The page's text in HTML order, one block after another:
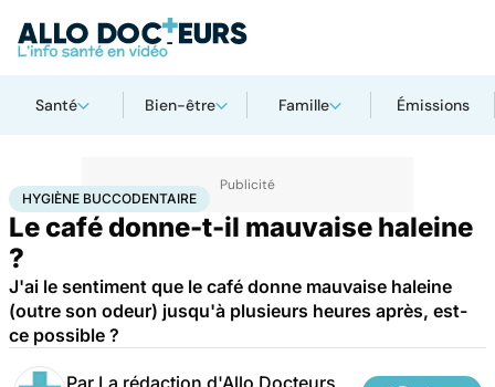
Santé Bien-être Famille Émissions
AccueilSantéHygiène buccodentaire
HYGIÈNE BUCCODENTAIRE
Le café donne-t-il mauvaise haleine
?
J'ai le sentiment que le café donne mauvaise haleine
(outre son odeur) jusqu'à plusieurs heures après, est-
ce possible ?
Par La rédaction d'Allo Docteurs